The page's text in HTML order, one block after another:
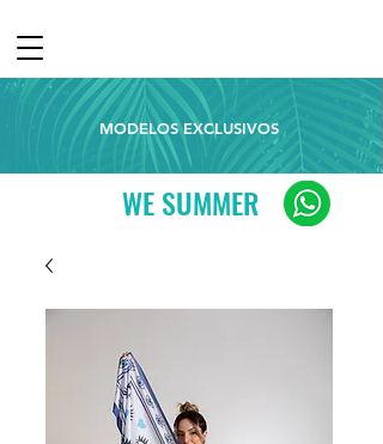
MODELOS EXCLUSIVOS
WE SUMMER